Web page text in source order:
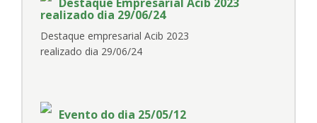
realizado dia 29/06/24
Destaque empresarial Acib 2023
realizado dia 29/06/24
Evento do dia 25/05/12